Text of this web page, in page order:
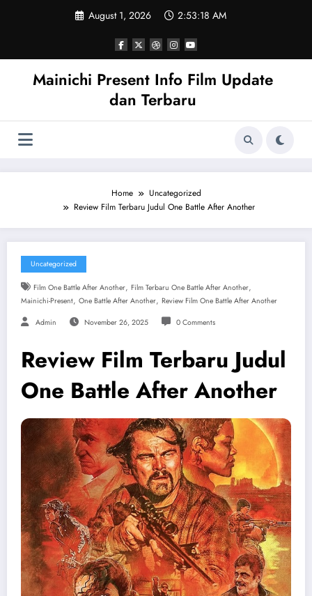
August 1, 2026 2:53:19 AM
Mainichi Present Info Film Update
dan Terbaru
Home
Uncategorized
Review Film Terbaru Judul One Battle After Another
Uncategorized
Film One Battle After Another, Film Terbaru One Battle After Another,
Mainichi-Present, One Battle After Another, Review Film One Battle After Another
Admin November 26, 2025 0 Comments
Review Film Terbaru Judul
One Battle After Another